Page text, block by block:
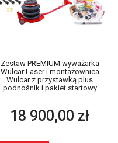
Zestaw PREMIUM wyważarka
Wulcar Laser i montażownica
Wulcar z przystawką plus
podnośnik i pakiet startowy
18 900,00 zł